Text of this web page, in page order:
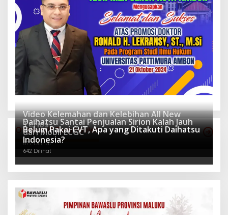
Otomotif Terpopuler
Video Kelemahan dan Kelebihan All New
Terios
941 Dilihat
Daihatsu Santai Penjualan Sirion Kalah Jauh
dari Mobil LCGC
677 Dilihat
Belum Pakai CVT, Apa yang Ditakuti Daihatsu
Indonesia?
642 Dilihat